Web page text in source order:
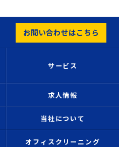
お問い合わせはこちら
サービス
求人情報
当社について
オフィスクリーニング